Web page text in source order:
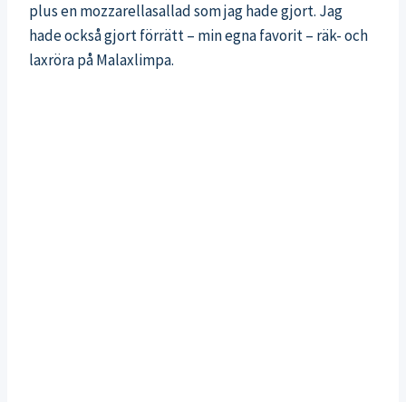
plus en mozzarellasallad som jag hade gjort. Jag
hade också gjort förrätt – min egna favorit – räk- och
laxröra på Malaxlimpa.